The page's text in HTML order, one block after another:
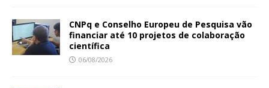
CNPq e Conselho Europeu de Pesquisa vão
financiar até 10 projetos de colaboração
científica
06/08/2026